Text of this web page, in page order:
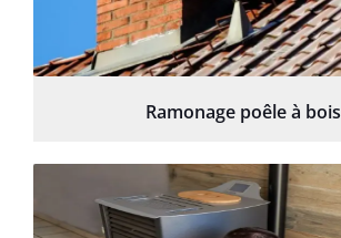
Ramonage poêle à bois